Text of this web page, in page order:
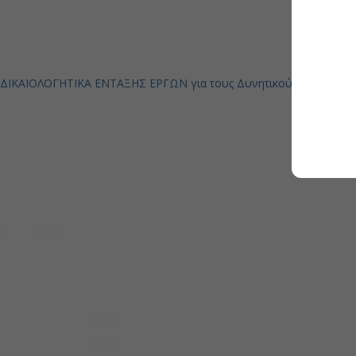
ΔΙΚΑΙΟΛΟΓΗΤΙΚΑ ΕΝΤΑΞΗΣ ΕΡΓΩΝ για τους Δυνητικούς